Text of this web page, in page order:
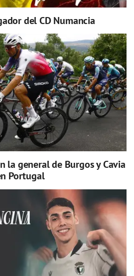
del CD Numancia
la general de Burgos y Cavia
Portugal